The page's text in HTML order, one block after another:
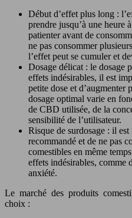
Début d’effet plus long :
prendre jusqu’à une heure
patienter avant de
ne pas consommer
l’effet peut se cumuler et
Dosage délicat : le dosage
effets indésirables, il est
petite dose et d’augmenter
dosage optimal varie en
de CBD utilisée, de la
sensibilité de l’utilisateur.
Risque de surdosage : il
recommandé et de ne pas
comestibles en même
effets indésirables, comme
anxiété.
Le marché des produits
choix :